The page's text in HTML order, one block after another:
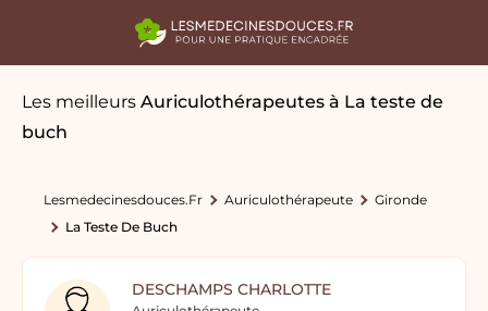
Les meilleurs Auriculothérapeutes à La teste de
buch
Lesmedecinesdouces.fr Auriculothérapeute
Gironde
La Teste De Buch
DESCHAMPS CHARLOTTE